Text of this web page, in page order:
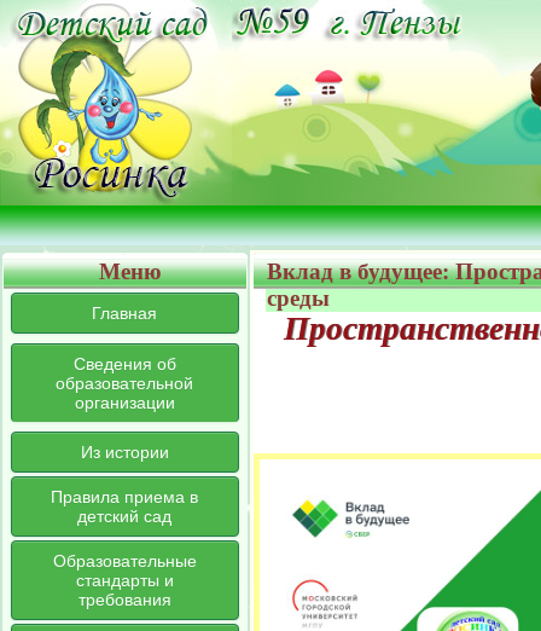
Меню
Главная
Сведения об
образовательной
организации
Из истории
Правила приема в
детский сад
Образовательные
стандарты и
требования
Вклад в будущее:
среды